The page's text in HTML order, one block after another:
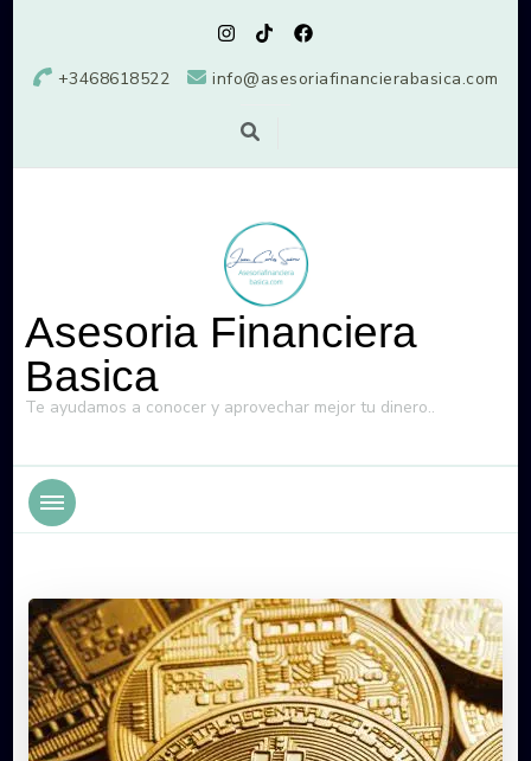
+3468618522 info@asesoriafinancierabasica.com
Asesoria Financiera
Basica
Te ayudamos a conocer y aprovechar mejor tu dinero..